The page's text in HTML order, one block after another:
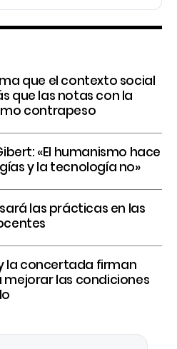
que el contexto social
que las notas con la
contrapeso
«El humanismo hace
y la tecnología no»
las prácticas en las
la concertada firman
las condiciones